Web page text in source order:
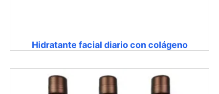
Hidratante facial diario con colágeno